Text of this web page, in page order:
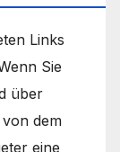
Links
Sie
über
dem
eine